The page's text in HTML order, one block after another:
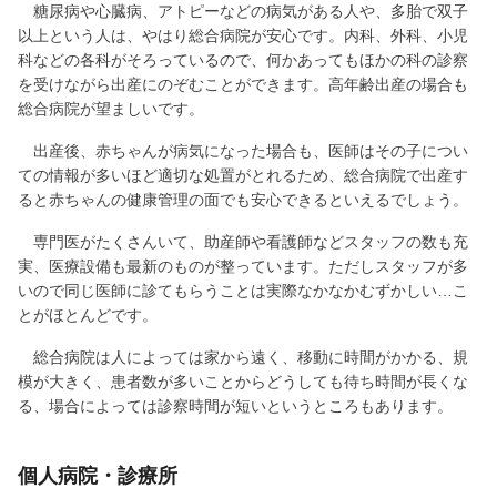
糖尿病や心臓病、アトピーなどの病気がある人や、多胎で双子
以上という人は、やはり総合病院が安心です。内科、外科、小児
科などの各科がそろっているので、何かあってもほかの科の診察
を受けながら出産にのぞむことができます。高年齢出産の場合も
総合病院が望ましいです。
出産後、赤ちゃんが病気になった場合も、医師はその子につい
ての情報が多いほど適切な処置がとれるため、総合病院で出産す
ると赤ちゃんの健康管理の面でも安心できるといえるでしょう。
専門医がたくさんいて、助産師や看護師などスタッフの数も充
実、医療設備も最新のものが整っています。ただしスタッフが多
いので同じ医師に診てもらうことは実際なかなかむずかしい…こ
とがほとんどです。
総合病院は人によっては家から遠く、移動に時間がかかる、規
模が大きく、患者数が多いことからどうしても待ち時間が長くな
る、場合によっては診察時間が短いというところもあります。
個人病院・診療所